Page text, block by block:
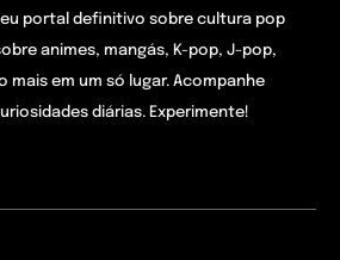
portal definitivo sobre cultura pop
animes, mangás, K-pop, J-pop,
mais em um só lugar. Acompanhe
diárias. Experimente!